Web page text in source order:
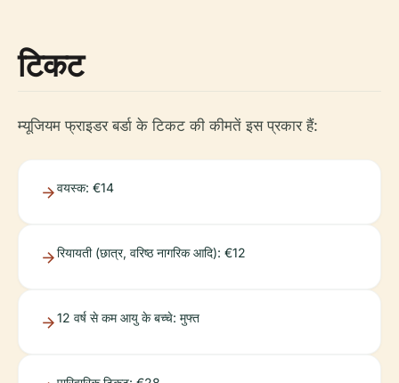
टिकट
म्यूजियम फ्राइडर बर्डा के टिकट की कीमतें इस प्रकार हैं:
वयस्क: €14
रियायती (छात्र, वरिष्ठ नागरिक आदि): €12
12 वर्ष से कम आयु के बच्चे: मुफ्त